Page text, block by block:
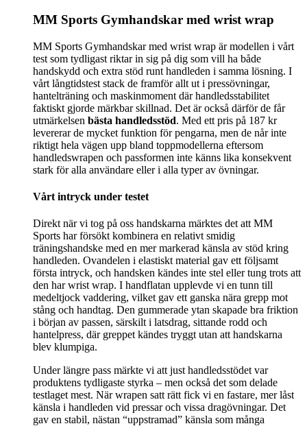
MM Sports Gymhandskar med wrist wrap
MM Sports Gymhandskar med wrist wrap är modellen i vårt
test som tydligast riktar in sig på dig som vill ha både
handskydd och extra stöd runt handleden i samma lösning. I
vårt långtidstest stack de framför allt ut i pressövningar,
hantelträning och maskinmoment där handledsstabilitet
faktiskt gjorde märkbar skillnad. Det är också därför de får
utmärkelsen bästa handledsstöd. Med ett pris på 187 kr
levererar de mycket funktion för pengarna, men de når inte
riktigt hela vägen upp bland toppmodellerna eftersom
handledswrapen och passformen inte känns lika konsekvent
stark för alla användare eller i alla typer av övningar.
Vårt intryck under testet
Direkt när vi tog på oss handskarna märktes det att MM
Sports har försökt kombinera en relativt smidig
träningshandske med en mer markerad känsla av stöd kring
handleden. Ovandelen i elastiskt material gav ett följsamt
första intryck, och handsken kändes inte stel eller tung trots att
den har wrist wrap. I handflatan upplevde vi en tunn till
medeltjock vaddering, vilket gav ett ganska nära grepp mot
stång och handtag. Den gummerade ytan skapade bra friktion
i början av passen, särskilt i latsdrag, sittande rodd och
hantelpress, där greppet kändes tryggt utan att handskarna
blev klumpiga.
Under längre pass märkte vi att just handledsstödet var
produktens tydligaste styrka – men också det som delade
testlaget mest. När wrapen satt rätt fick vi en fastare, mer låst
känsla i handleden vid pressar och vissa dragövningar. Det
gav en stabil, nästan “uppstramad” känsla som många